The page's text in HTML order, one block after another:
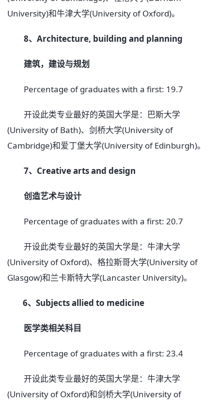
University)和牛津大学(University of Oxford)。
8、Architecture, building and planning
建筑，建设与规划
Percentage of graduates with a first: 19.7
开设此类专业最好的英国大学是：巴斯大学
(University of Bath)、剑桥大学(University of
Cambridge)和爱丁堡大学(University of Edinburgh)。
7、Creative arts and design
创造艺术与设计
Percentage of graduates with a first: 20.7
开设此类专业最好的英国大学是：牛津大学
(University of Oxford)、格拉斯哥大学(University of
Glasgow)和兰卡斯特大学(Lancaster University)。
6、Subjects allied to medicine
医学类相关科目
Percentage of graduates with a first: 23.4
开设此类专业最好的英国大学是：牛津大学
(University of Oxford)和剑桥大学(University of